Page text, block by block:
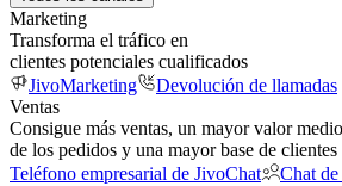
Marketing
Transforma el tráfico en
clientes potenciales cualificados
JivoMarketing
Devolución de llamadas
Ventas
Consigue más ventas, un mayor valor medio
de los pedidos y una mayor base de clientes
Teléfono empresarial de JivoChat
Chat